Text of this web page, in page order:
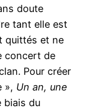
doute
tant elle est
quittés et ne
concert de
Pour créer
», Un an, une
biais du